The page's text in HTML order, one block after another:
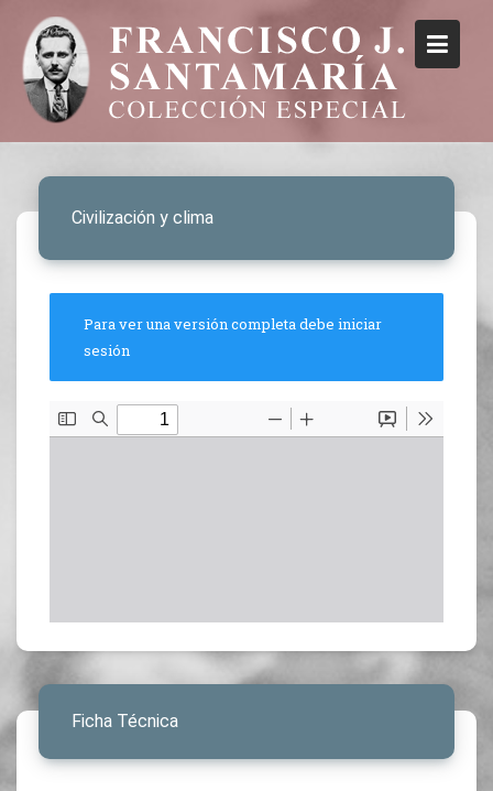
Civilización y clima
Para ver una versión completa debe iniciar
sesión
Ficha Técnica